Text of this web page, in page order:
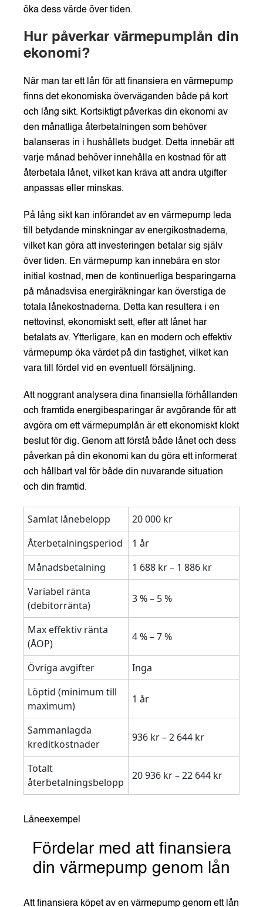
öka dess värde över tiden.
Hur påverkar värmepumplån din
ekonomi?
När man tar ett lån för att finansiera en värmepump
finns det ekonomiska överväganden både på kort
och lång sikt. Kortsiktigt påverkas din ekonomi av
den månatliga återbetalningen som behöver
balanseras in i hushållets budget. Detta innebär att
varje månad behöver innehålla en kostnad för att
återbetala lånet, vilket kan kräva att andra utgifter
anpassas eller minskas.
På lång sikt kan införandet av en värmepump leda
till betydande minskningar av energikostnaderna,
vilket kan göra att investeringen betalar sig själv
över tiden. En värmepump kan innebära en stor
initial kostnad, men de kontinuerliga besparingarna
på månadsvisa energiräkningar kan överstiga de
totala lånekostnaderna. Detta kan resultera i en
nettovinst, ekonomiskt sett, efter att lånet har
betalats av. Ytterligare, kan en modern och effektiv
värmepump öka värdet på din fastighet, vilket kan
vara till fördel vid en eventuell försäljning.
Att noggrant analysera dina finansiella förhållanden
och framtida energibesparingar är avgörande för att
avgöra om ett värmepumplån är ett ekonomiskt klokt
beslut för dig. Genom att förstå både lånet och dess
påverkan på din ekonomi kan du göra ett informerat
och hållbart val för både din nuvarande situation
och din framtid.
Samlat lånebelopp
20 000 kr
Återbetalningsperiod
1 år
Månadsbetalning
1 688 kr – 1 886 kr
Variabel ränta
(debitorränta)
3 % – 5 %
Max effektiv ränta
(ÅOP)
4 % – 7 %
Övriga avgifter
Inga
Löptid (minimum till
maximum)
1 år
Sammanlagda
kreditkostnader
936 kr – 2 644 kr
Totalt
återbetalningsbelopp
20 936 kr – 22 644 kr
Låneexempel
Fördelar med att finansiera
din värmepump genom lån
Att finansiera köpet av en värmepump genom ett lån